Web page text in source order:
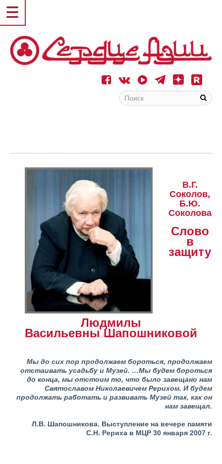
В.Г.
Соколов,
Б.Ю.
Соколова
Слово
в
защиту
Людмилы
Васильевны Шапошниковой
Мы до сих пор продолжаем бороться, продолжаем
отстаивать усадьбу и Музей. …Мы будем бороться
до конца, мы отстоим то, что было завещано нам
Святославом Николаевичем Рерихом. И будем
продолжать работать и развивать Музей так, как он
нам завещал.
Л.В. Шапошникова. Выступление на вечере памяти
С.Н. Рериха в МЦР 30 января 2007 г.